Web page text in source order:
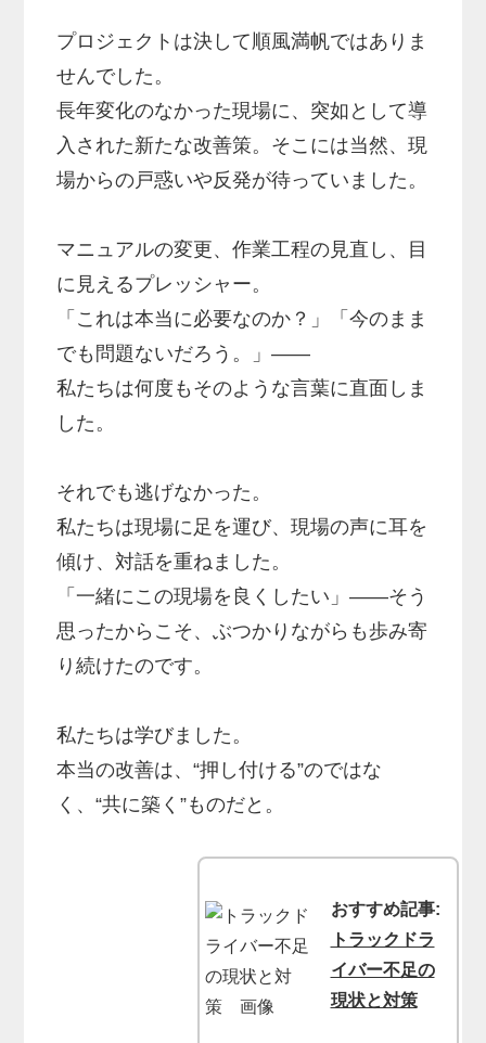
プロジェクトは決して順風満帆ではありま
せんでした。
長年変化のなかった現場に、突如として導
入された新たな改善策。そこには当然、現
場からの戸惑いや反発が待っていました。
マニュアルの変更、作業工程の見直し、目
に見えるプレッシャー。
「これは本当に必要なのか？」「今のまま
でも問題ないだろう。」――
私たちは何度もそのような言葉に直面しま
した。
それでも逃げなかった。
私たちは現場に足を運び、現場の声に耳を
傾け、対話を重ねました。
「一緒にこの現場を良くしたい」――そう
思ったからこそ、ぶつかりながらも歩み寄
り続けたのです。
私たちは学びました。
本当の改善は、“押し付ける”のではな
く、“共に築く”ものだと。
おすすめ記事:
トラックドラ
イバー不足の
現状と対策